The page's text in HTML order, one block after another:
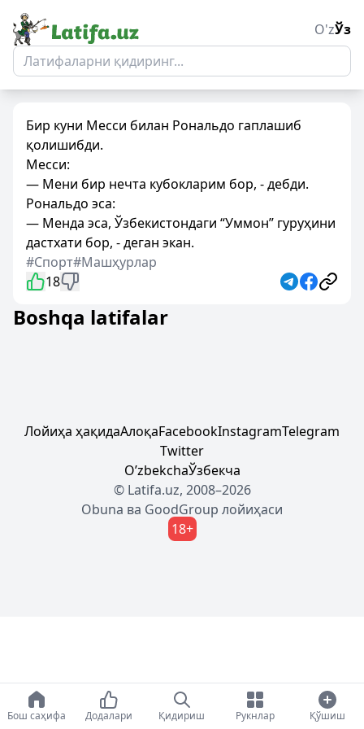
O'zЎз
Бир куни Месси билан Рональдо гаплашиб
қолишибди.
Месси:
— Мени бир нечта кубокларим бор, - дебди.
Рональдо эса:
— Менда эса, Ўзбекистондаги “Уммон” гуруҳини
дастхати бор, - деган экан.
#Спорт#Машҳурлар
18
Boshqa latifalar
Лойиҳа ҳақидаАлоқаFacebookInstagramTelegram
Twitter
OʼzbekchaЎзбекча
© Latifa.uz, 2008–2026
Obuna ва GoodGroup лойиҳаси
18+
Бош саҳифа Додалари Қидириш Рукнлар Қўшиш